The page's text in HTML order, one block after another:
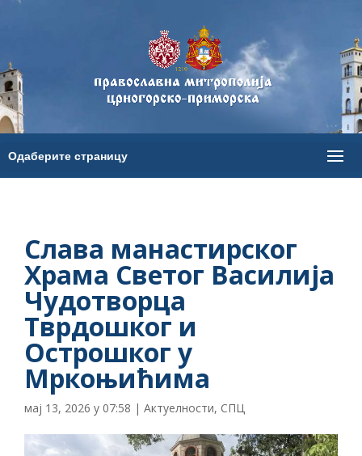
Слава манастирског
Храма Светог Василија
Чудотворца
Тврдошког и
Острошког у
Мркоњићима
мај 13, 2026 у 07:58 | Актуелности, СПЦ